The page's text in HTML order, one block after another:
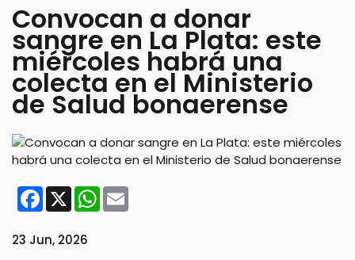
Convocan a donar
sangre en La Plata: este
miércoles habrá una
colecta en el Ministerio
de Salud bonaerense
Facebook
X WhatsApp
Email
23 Jun, 2026